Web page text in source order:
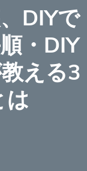
、雨漏りの修理を
う地元の優良工事
者を完全無料でご
介！あらゆる屋根
材（瓦、スレート、
金、トタン、コロ
DIYで
・DIY
える3
は